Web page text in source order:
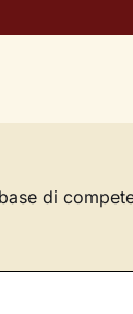
di